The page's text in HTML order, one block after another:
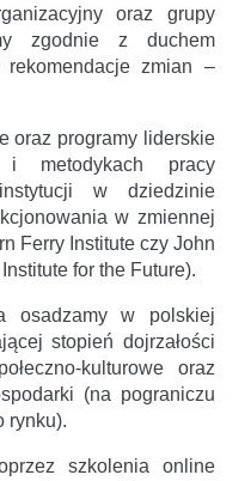
oraz grupy
zgodnie z duchem
rekomendacje zmian –
oraz programy liderskie
metodykach pracy
w dziedzinie
w zmiennej
Ferry Institute czy John
for the Future).
osadzamy w polskiej
stopień dojrzałości
kulturowe oraz
(na pograniczu
rynku).
szkolenia online